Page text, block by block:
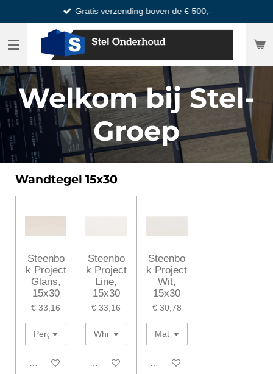
direct
naar
hoofdinhoud
Gratis verzending boven de € 500,-
Welkom bij Stel-
Groep
Wandtegel 15x30
Steenbo
k Project
Glans,
15x30
€ 33,16
In winkelwagen
Steenbo
k Project
Line,
15x30
€ 33,16
In winkelwagen
Steenbo
k Project
Wit,
15x30
€ 30,78
In winkelwagen